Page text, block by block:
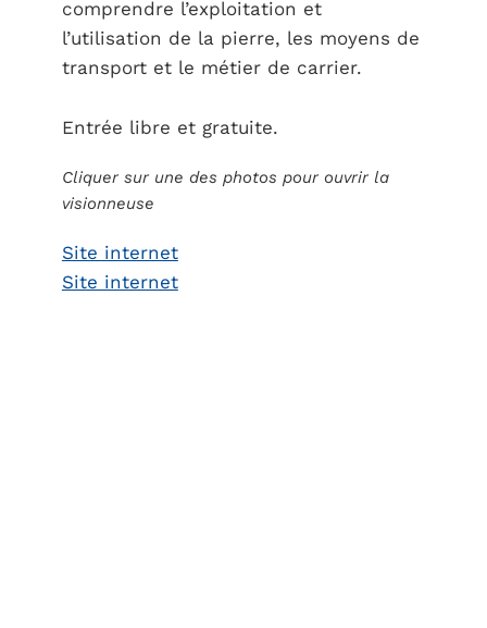
comprendre l’exploitation et
l’utilisation de la pierre, les moyens de
transport et le métier de carrier.
Entrée libre et gratuite.
Cliquer sur une des photos pour ouvrir la
visionneuse
Site internet
Site internet